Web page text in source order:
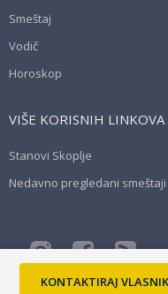
Smeštaj
Vodič
Horoskop
VIŠE KORISNIH LINKOVA
Stanovi Skoplje
Nedavno pregledani smeštaji
© 2026, pokreće Apartmani MK